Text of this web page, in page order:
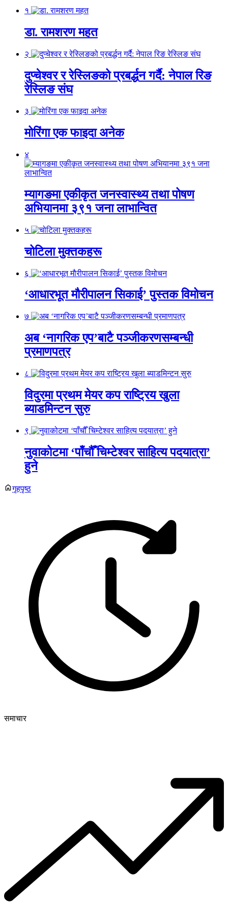
१
डा. रामशरण महत
२
दुप्चेश्वर र रेस्लिङको प्रबर्द्धन गर्दै: नेपाल रिङ
रेस्लिङ संघ
३
मोरिंगा एक फाइदा अनेक
४
म्यागङमा एकीकृत जनस्वास्थ्य तथा पोषण
अभियानमा ३९१ जना लाभान्वित
५
चोटिला मुक्तकहरू
६
‘आधारभूत मौरीपालन सिकाई’ पुस्तक विमोचन
७
अब ‘नागरिक एप’बाटै पञ्जीकरणसम्बन्धी
प्रमाणपत्र
८
विदुरमा प्रथम मेयर कप राष्ट्रिय खुला
ब्याडमिन्टन सुरु
९
नुवाकोटमा ‘पाँचौँ चिम्टेश्वर साहित्य पदयात्रा’
हुने
गृहपृष्ठ
समाचार